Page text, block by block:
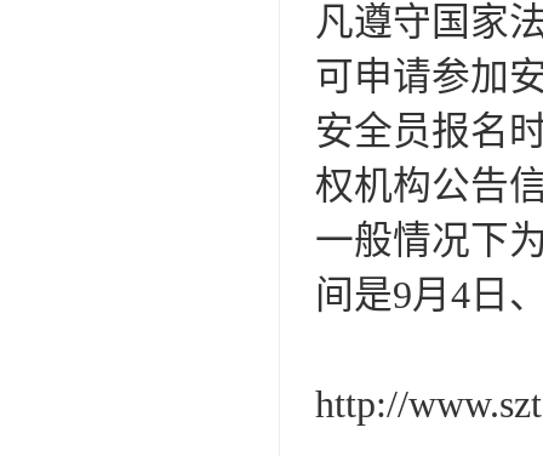
凡遵守国家
可申请参加
安全员报名
权机构公告
一般情况下
间是9月4日
http://